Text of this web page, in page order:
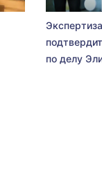
по делу